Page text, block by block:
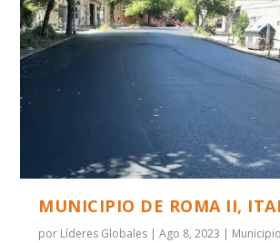
MUNICIPIO DE ROMA II,
por Líderes Globales |Ago 8, 2023 |